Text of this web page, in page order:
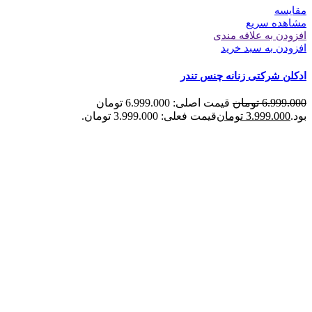
مقایسه
مشاهده سریع
افزودن به علاقه مندی
افزودن به سبد خرید
ادکلن شرکتی زنانه چنس تندر
6.999.000 تومان
قیمت اصلی: 6.999.000 تومان
بود.3.999.000 تومانقیمت فعلی: 3.999.000 تومان.